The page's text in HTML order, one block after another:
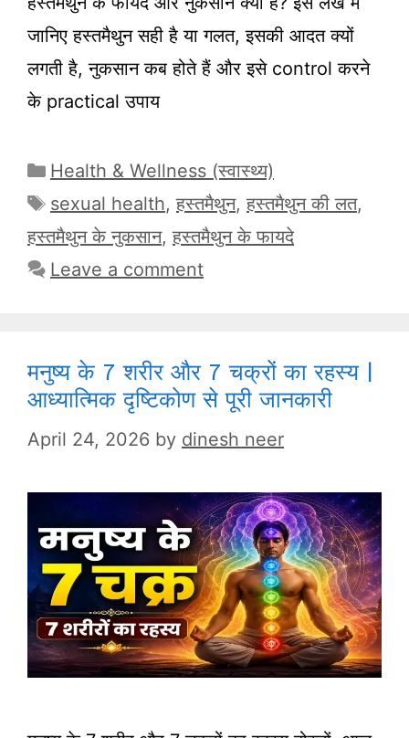
जानिए हस्तमैथुन सही है या गलत, इसकी आदत क्यों
लगती है, नुकसान कब होते हैं और इसे control करने
के practical उपाय
Categories
Health & Wellness (स्वास्थ्य)
Tags
sexual health,हस्तमैथुन,हस्तमैथुन की लत,
हस्तमैथुन के नुकसान,हस्तमैथुन के फायदे
Leave a comment
मनुष्य के 7 शरीर और 7 चक्रों का रहस्य |
आध्यात्मिक दृष्टिकोण से पूरी जानकारी
April 24, 2026 by dinesh neer